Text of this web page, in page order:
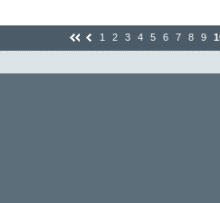
1 2 3 4 5 6 7 8 9